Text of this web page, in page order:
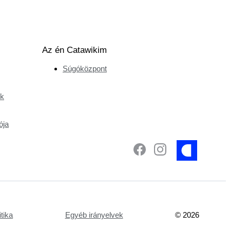
Az én Catawikim
Súgóközpont
Egyéb irányelvek © 2026